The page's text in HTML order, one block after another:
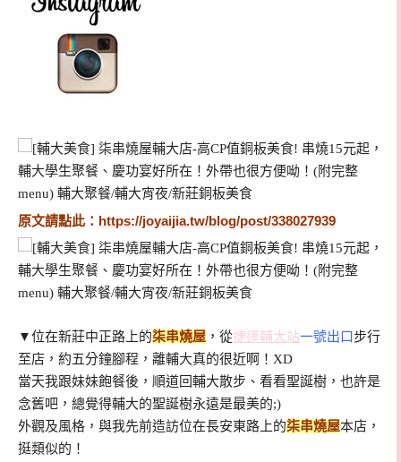
原文請點此： https://joyaijia.tw/blog/post/338027939
▼位在新莊中正路上的柒串燒屋 ，從捷運輔大站一號出口步行
至店，約五分鐘腳程，離輔大真的很近啊！XD
當天我跟妹妹飽餐後，順道回輔大散步、看看聖誕樹，也許是
念舊吧，總覺得輔大的聖誕樹永遠是最美的;)
外觀及風格，與我先前造訪位在長安東路上的柒串燒屋本店，
挺類似的！